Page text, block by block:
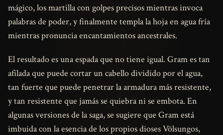
mágico, los martilla con golpes precisos mientras invoca
palabras de poder, y finalmente templa la hoja en agua fría
mientras pronuncia encantamientos ancestrales.
El resultado es una espada que no tiene igual. Gram es tan
afilada que puede cortar un cabello dividido por el agua,
tan fuerte que puede penetrar la armadura más resistente,
y tan resistente que jamás se quiebra ni se embota. En
algunas versiones de la saga, se sugiere que Gram está
imbuida con la esencia de los propios dioses Völsungos,